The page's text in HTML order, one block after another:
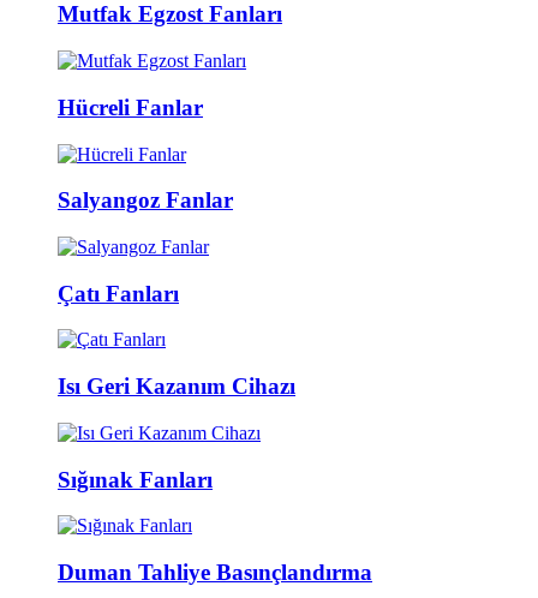
Mutfak Egzost Fanları
Hücreli Fanlar
Salyangoz Fanlar
Çatı Fanları
Isı Geri Kazanım Cihazı
Sığınak Fanları
Duman Tahliye Basınçlandırma